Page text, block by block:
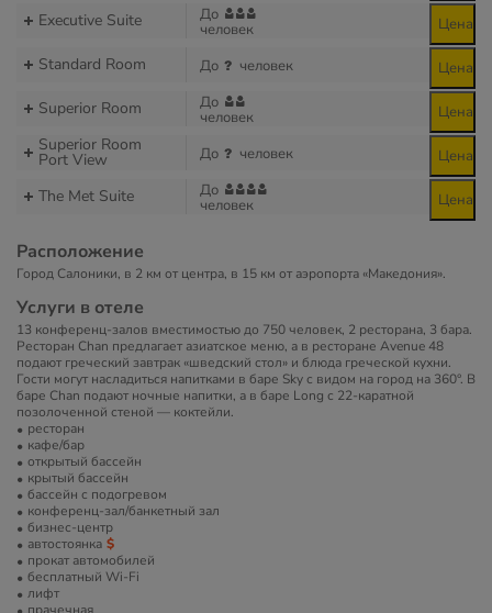
Executive Suite До
человек Цена
Standard Room До человек Цена
Superior Room До
человек Цена
Superior Room
Port View До человек Цена
The Met Suite До
человек Цена
Расположение
Город Салоники, в 2 км от центра, в 15 км от аэропорта «Македония».
Услуги в отеле
13 конференц-залов вместимостью до 750 человек, 2 ресторана, 3 бара.
Ресторан Chan предлагает азиатское меню, а в ресторане Avenue 48
подают греческий завтрак «шведский стол» и блюда греческой кухни.
Гости могут насладиться напитками в баре Sky с видом на город на 360°. В
баре Chan подают ночные напитки, а в баре Long с 22-каратной
позолоченной стеной — коктейли.
ресторан
кафе/бар
открытый бассейн
крытый бассейн
бассейн с подогревом
конференц-зал/банкетный зал
бизнес-центр
автостоянка
прокат автомобилей
бесплатный Wi-Fi
лифт